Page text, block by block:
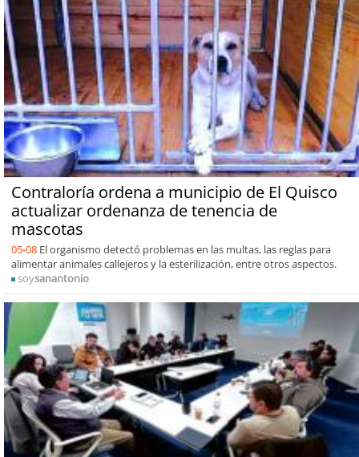
Contraloría ordena a municipio de El Quisco
actualizar ordenanza de tenencia de
mascotas
05-08 El organismo detectó problemas en las multas, las reglas para
alimentar animales callejeros y la esterilización, entre otros aspectos.
soysanantonio